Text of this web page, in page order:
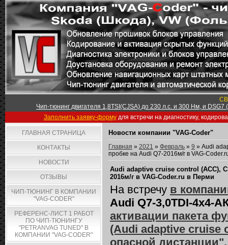
Чип-тюнинг двигателя 1,8TSI(CJSA) до 230 л.с. и 300 Нм, и
Заполнить заявку-формудля встречи на диагностику,
ГЛАВНАЯ СТРАНИЦА
КОНТАКТЫ
НОВОСТИ
ОТЗЫВЫ
ЧИП-ТЮНИНГ В КОМПАНИИ
"VAG-CODER"
РЕФЕРЕНС-ЛИСТ 1 РАБОТ
ПО ЧИП-ТЮНИНГУ
"PETRANVAG TUNED" В
КОМПАНИИ "VAG-CODER"
Новости компании "VAG-Coder"
Главная » 2021 » Февраль » 9 » Audi
пробке на Audi Q7-2016м/г в VAG-
Audi adaptive сruise сontrol (ACC),
2016м/г в VAG-Coder.ru в Перми
На встречу в
Audi Q7-3,0TDI-4х4-
активации пакета
(Audi adaptive сruise
опасной